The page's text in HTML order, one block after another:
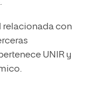
relacionada con
UNIR y